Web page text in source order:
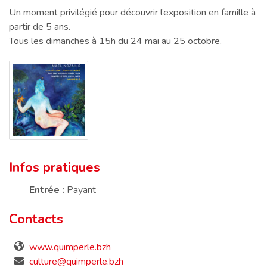
Un moment privilégié pour découvrir l’exposition en famille à
partir de 5 ans.
Tous les dimanches à 15h du 24 mai au 25 octobre.
Infos pratiques
Entrée : Payant
Contacts
www.quimperle.bzh
culture@quimperle.bzh